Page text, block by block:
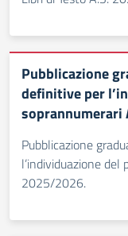
Pubblicazione
definitive per
soprannumerari
Pubblicazione
l’individuazione del
2025/2026.